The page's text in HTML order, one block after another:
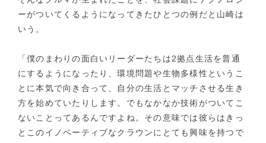
ーがついてくるようになってきたひとつの例だと山崎は
いう。
「僕のまわりの面白いリーダーたちは2拠点生活を普通
にするようになったり、環境問題や生物多様性というこ
とに本気で向き合って、自分の生活とマッチさせる生き
方を始めていたりします。でもなかなか技術がついてこ
ないことってあるんですよね。その意味では彼らはきっ
とこのイノベーティブなクラウンにとても興味を持つで